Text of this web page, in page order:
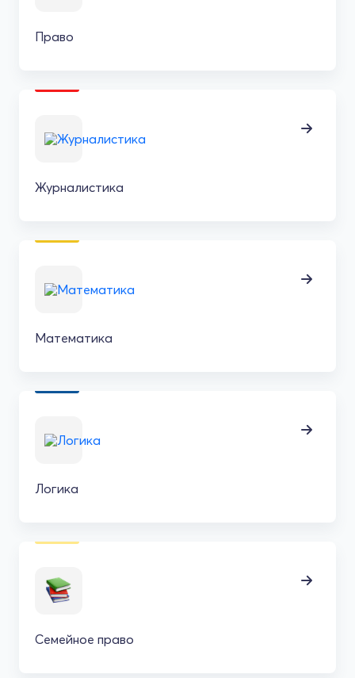
Право
Журналистика
Математика
Логика
Семейное право